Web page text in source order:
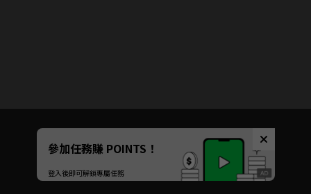
Unmute
如有不便請見諒
參加任務賺 POINTS！
登入後即可解鎖專屬任務